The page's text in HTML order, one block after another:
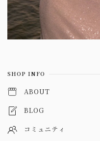
SHOP INFO
ABOUT
BLOG
コミュニティ